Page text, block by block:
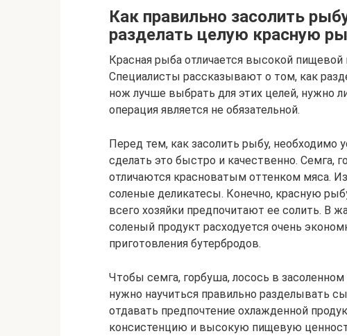
Как правильно засолить
разделать целую красную
Красная рыба отличается высокой
Специалисты рассказывают о том, как
нож лучше выбрать для этих целей, нужно
операция является не обязательной.
Перед тем, как засолить рыбу, необходимо
сделать это быстро и качественно. Семга,
отличаются красноватым оттенком мяса.
соленые деликатесы. Конечно, красную
всего хозяйки предпочитают ее солить. В
соленый продукт расходуется очень
приготовления бутербродов.
Чтобы семга, горбуша, лосось в
нужно научиться правильно разделывать
отдавать предпочтение охлажденной
консистенцию и высокую пищевую